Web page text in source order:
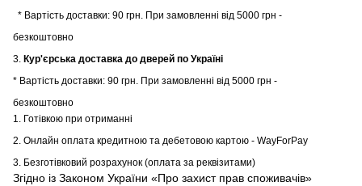
* Вартість доставки: 90 грн. При замовленні від 5000 грн -
безкоштовно
3. Кур'єрська доставка до дверей по Україні
* Вартість доставки: 90 грн. При замовленні від 5000 грн -
безкоштовно
1. Готівкою при отриманні
2. Онлайн оплата кредитною та дебетовою картою - WayForPay
3. Безготівковий розрахунок (оплата за реквізитами)
Згідно із Законом України «Про захист прав споживачів»